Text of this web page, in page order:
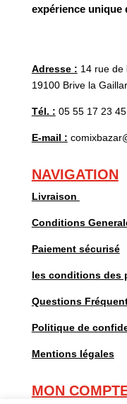
expérience unique
Adresse : 14 rue de
19100 Brive la
Tél. : 05 55 17 23 45
E-mail :
NAVIGATION
Livraison
Conditions
Paiement sécurisé
les conditions des
Questions
Politique de
Mentions légales
MON